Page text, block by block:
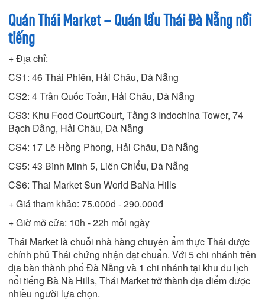
Quán Thái Market – Quán lẩu Thái Đà Nẵng nổi
tiếng
+ Địa chỉ:
CS1: 46 Thái Phiên, Hải Châu, Đà Nẵng
CS2: 4 Trần Quốc Toản, Hải Châu, Đà Nẵng
CS3: Khu Food CourtCourt, Tầng 3 Indochina Tower, 74
Bạch Đằng, Hải Châu, Đà Nẵng
CS4: 17 Lê Hồng Phong, Hải Châu, Đà Nẵng
CS5: 43 Bình Minh 5, Liên Chiểu, Đà Nẵng
CS6: Thai Market Sun World BaNa Hills
+ Giá tham khảo: 75.000d - 290.000đ
+ Giờ mở cửa: 10h - 22h mỗi ngày
Thái Market là chuỗi nhà hàng chuyên ẩm thực Thái được
chính phủ Thái chứng nhận đạt chuẩn. Với 5 chi nhánh trên
địa bàn thành phố Đà Nẵng và 1 chi nhánh tại khu du lịch
nổi tiếng Bà Nà Hills, Thái Market trở thành địa điểm được
nhiều người lựa chọn.